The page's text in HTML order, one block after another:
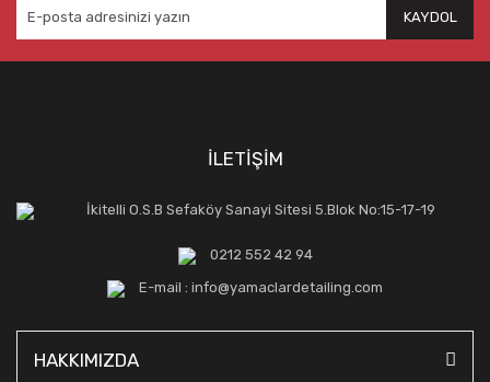
KAYDOL
İLETİŞİM
İkitelli O.S.B Sefaköy Sanayi Sitesi 5.Blok No:15-17-19
0212 552 42 94
E-mail : info@yamaclardetailing.com
HAKKIMIZDA